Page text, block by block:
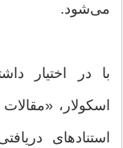
می‌شود.
با در اختیار
اسکولار،
استنادهای